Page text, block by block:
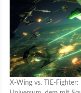
X-Wing vs. TIE-